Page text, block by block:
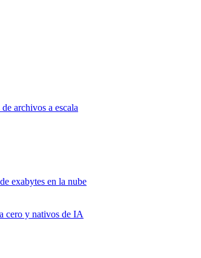
archivos a escala
exabytes en la nube
cero y nativos de IA